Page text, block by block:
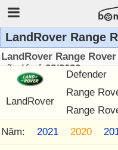
LandRover Range
LandRover Range
cũ giá rẻ 08/2026
LandRover
Defender
Range
Range
Năm:
2022 2021 2020